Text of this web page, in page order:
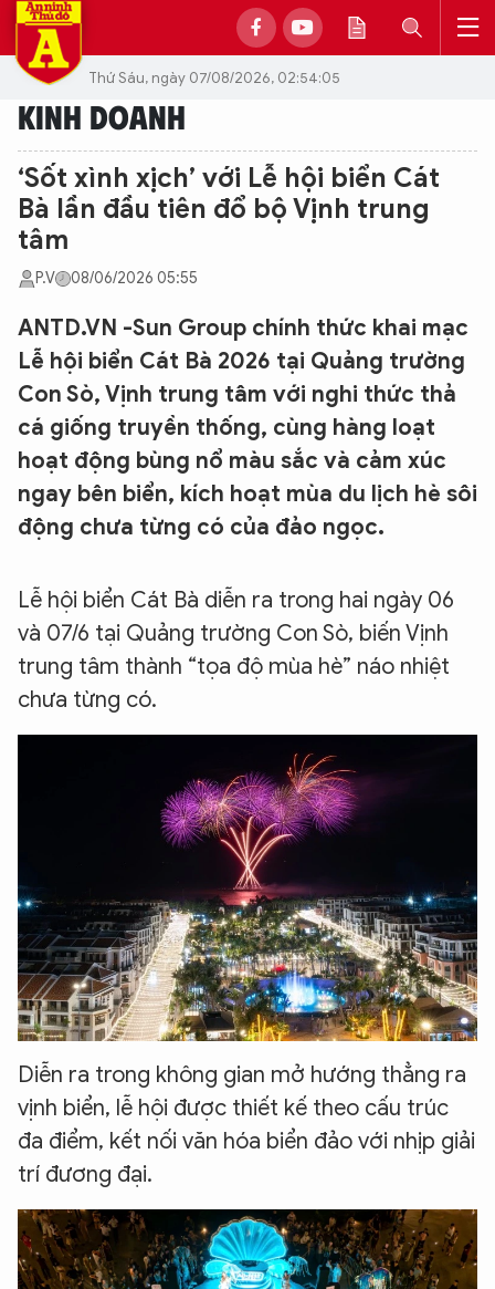
Thứ Sáu, ngày 07/08/2026, 02:54:05
KINH DOANH
‘Sốt xình xịch’ với Lễ hội biển Cát
Bà lần đầu tiên đổ bộ Vịnh trung
tâm
P.V 08/06/2026 05:55
ANTD.VN -Sun Group chính thức khai mạc
Lễ hội biển Cát Bà 2026 tại Quảng trường
Con Sò, Vịnh trung tâm với nghi thức thả
cá giống truyền thống, cùng hàng loạt
hoạt động bùng nổ màu sắc và cảm xúc
ngay bên biển, kích hoạt mùa du lịch hè sôi
động chưa từng có của đảo ngọc.
Lễ hội biển Cát Bà diễn ra trong hai ngày 06
và 07/6 tại Quảng trường Con Sò, biến Vịnh
trung tâm thành “tọa độ mùa hè” náo nhiệt
chưa từng có.
Diễn ra trong không gian mở hướng thẳng ra
vịnh biển, lễ hội được thiết kế theo cấu trúc
đa điểm, kết nối văn hóa biển đảo với nhịp giải
trí đương đại.